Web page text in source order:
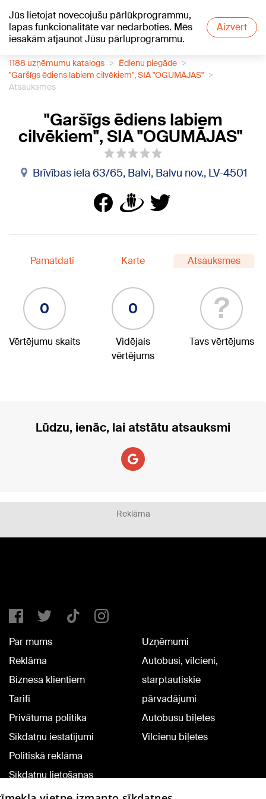
Jūs lietojat novecojušu pārlūkprogrammu,
lapas funkcionalitāte var nedarboties. Mēs
iesakām atjaunot Jūsu pārluprogrammu.
Aizvērt
+23°C
1188 uzņēmumu katalogs
Ēdienu piegāde
"Garšīgs ēdiens labiem cilvēkiem", SIA "OGUMĀJAS"
Atsauksmes
"Garšīgs ēdiens labiem
cilvēkiem", SIA "OGUMĀJAS"
Brīvības iela 63/65, Balvi, Balvu nov., LV-4501
Pamatdati Karte Atsauksmes
0
Vērtējumu skaits
0
Vidējais
vērtējums
?
Tavs vērtējums
Lūdzu, ienāc, lai atstātu atsauksmi
Reklāma
Par mums
Reklāma
Biznesa klientiem
Tarifi
Privātuma politika
Sīkdatņu iestatījumi
Politiskā reklāma
Sīkdatņu lietošanas
noteikumi
Uzņēmumi
Autobusi, vilcieni,
starptautiskie
pārvadājumi
Autobusu biļetes
Vilcienu biļetes